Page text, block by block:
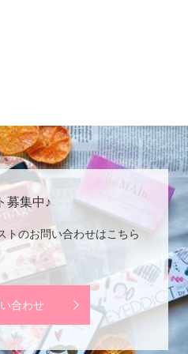
募集中♪
トのお問い合わせはこちら
合わせ